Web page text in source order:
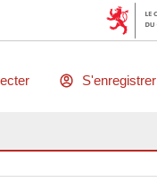
S'enregistrer